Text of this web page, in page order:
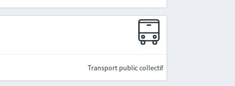
Transport public collectif